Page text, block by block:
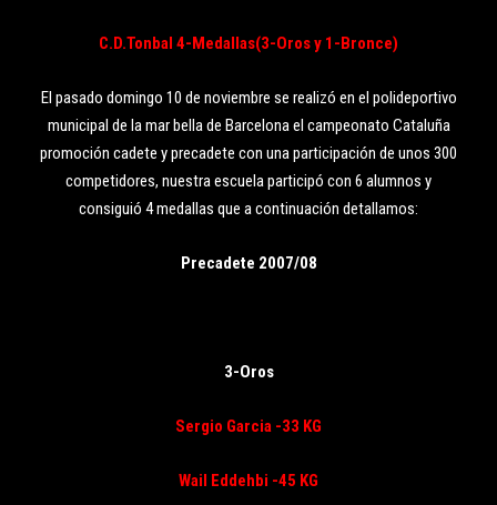
C.D.Tonbal 4-Medallas(3-Oros y 1-Bronce)
El pasado domingo 10 de noviembre se realizó en el polideportivo
municipal de la mar bella de Barcelona el campeonato Cataluña
promoción cadete y precadete con una participación de unos 300
competidores, nuestra escuela participó con 6 alumnos y
consiguió 4 medallas que a continuación detallamos:
Precadete 2007/08
3-Oros
Sergio Garcia -33 KG
Wail Eddehbi -45 KG